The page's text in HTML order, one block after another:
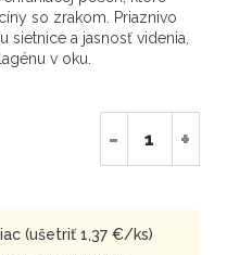
so zrakom. Priaznivo
a jasnosť videnia,
v oku.
- +
(ušetriť 1,37 €/ks)